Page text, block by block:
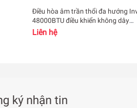
Điều hòa âm trần thổi đa hướng
48000BTU điều khiển không dây
FCFC140DVM/RZFC140DVM +
BRC2E61 + Mặt nạ BYCQ125EAF
Liên hệ
ký nhận tin